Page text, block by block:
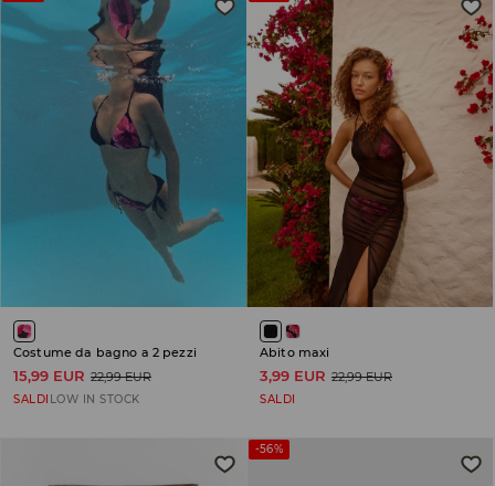
Costume da bagno a 2 pezzi
15,99 EUR 22,99 EUR
SALDI LOW IN STOCK
Abito maxi
3,99 EUR 22,99 EUR
SALDI
-56%